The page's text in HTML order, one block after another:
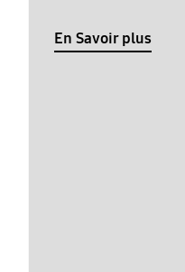
En Savoir plus